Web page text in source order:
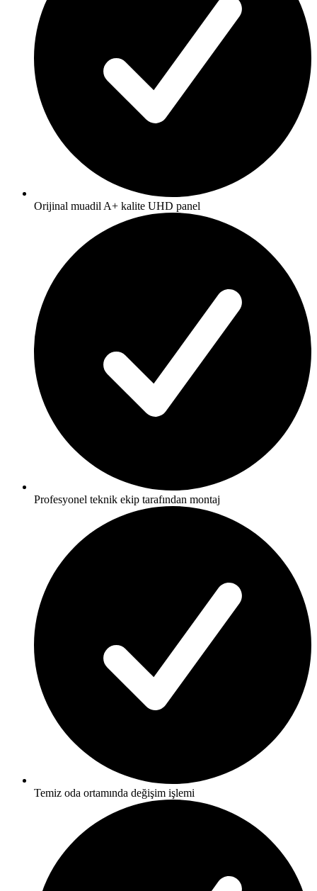
Orijinal muadil A+ kalite UHD panel
Profesyonel teknik ekip tarafından montaj
Temiz oda ortamında değişim işlemi